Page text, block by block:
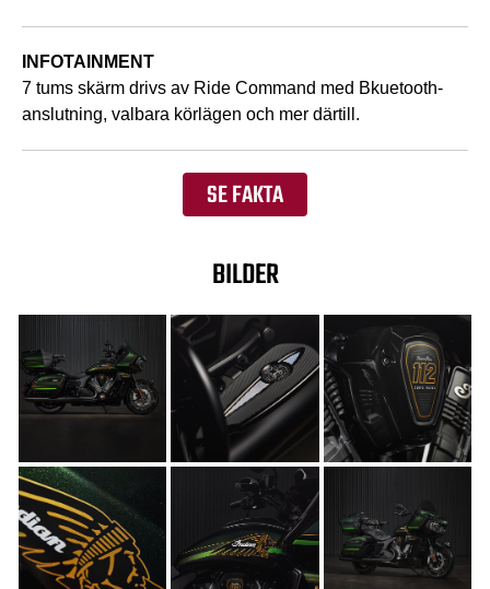
INFOTAINMENT
7 tums skärm drivs av Ride Command med Bkuetooth-
anslutning, valbara körlägen och mer därtill.
SE FAKTA
BILDER